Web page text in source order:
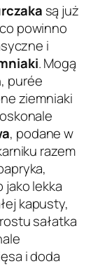
są już
powinno
i
. Mogą
purée
ziemniaki
, podane w
razem
lekka
kapusty,
sałatka
i doda